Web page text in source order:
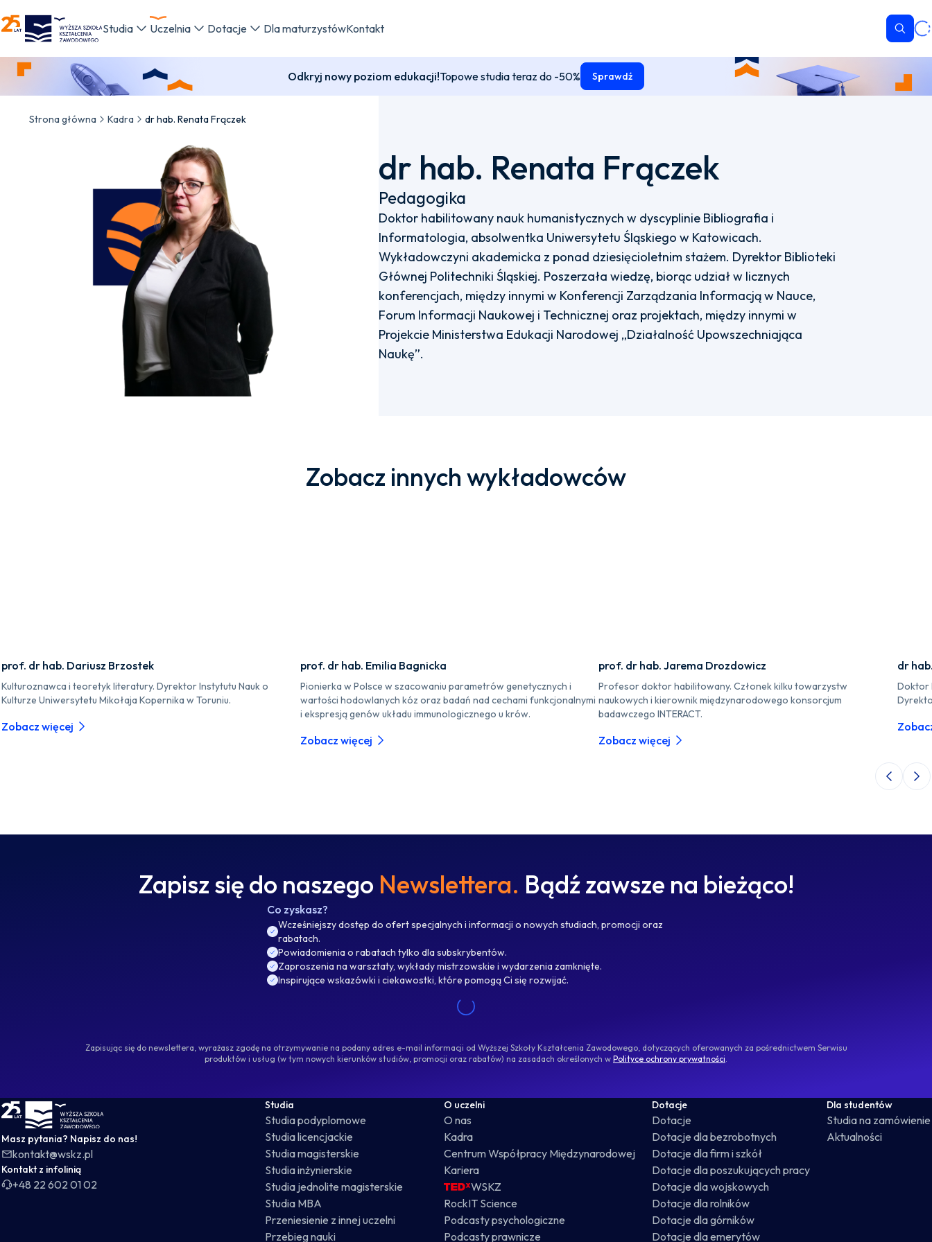
WSKZ - strona główna
Studia Uczelnia Dotacje Dla maturzystówKontakt
Odkryj nowy poziom edukacji!Topowe studia teraz do -50% Sprawdź
Strona główna Kadra dr hab. Renata Frączek
dr hab. Renata Frączek
Pedagogika
Doktor habilitowany nauk humanistycznych w dyscyplinie Bibliografia i
Informatologia, absolwentka Uniwersytetu Śląskiego w Katowicach.
Wykładowczyni akademicka z ponad dziesięcioletnim stażem. Dyrektor Biblioteki
Głównej Politechniki Śląskiej. Poszerzała wiedzę, biorąc udział w licznych
konferencjach, między innymi w Konferencji Zarządzania Informacją w Nauce,
Forum Informacji Naukowej i Technicznej oraz projektach, między innymi w
Projekcie Ministerstwa Edukacji Narodowej „Działalność Upowszechniająca
Naukę”.
Zobacz innych wykładowców
prof. dr hab. Dariusz Brzostek
Kulturoznawca i teoretyk literatury. Dyrektor Instytutu Nauk o
Kulturze Uniwersytetu Mikołaja Kopernika w Toruniu.
Zobacz więcej
prof. dr hab. Emilia Bagnicka
Pionierka w Polsce w szacowaniu parametrów genetycznych i
wartości hodowlanych kóz oraz badań nad cechami funkcjonalnymi
i ekspresją genów układu immunologicznego u krów.
Zobacz więcej
prof. dr hab. Jarema Drozdowicz
Profesor doktor habilitowany. Członek kilku towarzystw
naukowych i kierownik międzynarodowego konsorcjum
badawczego INTERACT.
Zobacz więcej
dr
Doktor
Poprzedni
Zapisz się do naszego Newslettera. Bądź zawsze na bieżąco!
Co zyskasz?
Wcześniejszy dostęp do ofert specjalnych i informacji o nowych studiach, promocji oraz
rabatach.
Powiadomienia o rabatach tylko dla subskrybentów.
Zaproszenia na warsztaty, wykłady mistrzowskie i wydarzenia zamknięte.
Inspirujące wskazówki i ciekawostki, które pomogą Ci się rozwijać.
Zapisując się do newslettera, wyrażasz zgodę na otrzymywanie na podany adres e-mail informacji od Wyższej Szkoły Kształcenia Zawodowego, dotyczących oferowanych za pośrednictwem Serwisu
produktów i usług (w tym nowych kierunków studiów, promocji oraz rabatów) na zasadach określonych w Polityce ochrony prywatności.
WSKZ - strona główna
Masz pytania? Napisz do nas!
kontakt@wskz.pl
Kontakt z infolinią
+48 22 602 01 02
Studia
Studia podyplomowe
Studia licencjackie
Studia magisterskie
Studia inżynierskie
Studia jednolite magisterskie
Studia MBA
Przeniesienie z innej uczelni
Przebieg nauki
O uczelni
O nas
Kadra
Centrum Współpracy Międzynarodowej
Kariera
WSKZ
RockIT Science
Podcasty psychologiczne
Podcasty prawnicze
Dotacje
Dotacje
Dotacje dla bezrobotnych
Dotacje dla firm i szkół
Dotacje dla poszukujących pracy
Dotacje dla wojskowych
Dotacje dla rolników
Dotacje dla górników
Dotacje dla emerytów
Dla studentów
Studia na zamówienie
Aktualności